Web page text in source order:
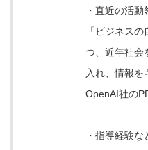
・直近の活動
「ビジネス
つ、近年社会
入れ、情報を
OpenAI社の
・指導経験な